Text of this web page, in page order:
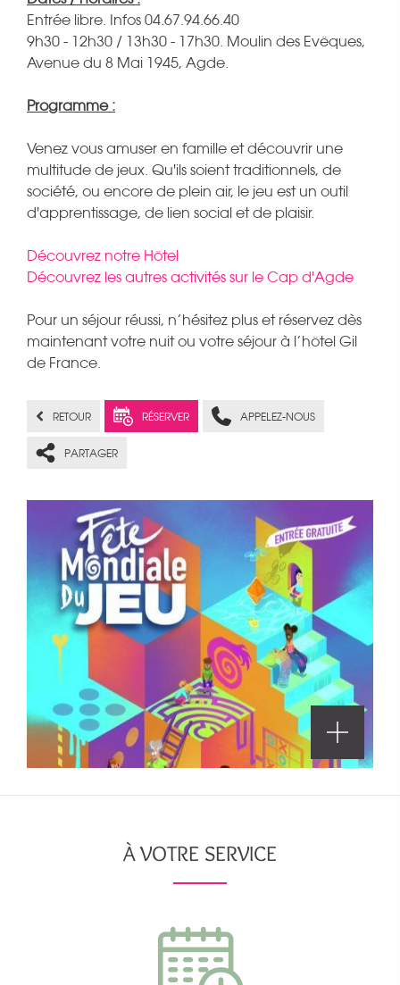
Entrée libre. Infos 04.67.94.66.40
9h30 - 12h30 / 13h30 - 17h30. Moulin des Evêques,
Avenue du 8 Mai 1945, Agde.
Programme :
Venez vous amuser en famille et découvrir une
multitude de jeux. Qu'ils soient traditionnels, de
société, ou encore de plein air, le jeu est un outil
d'apprentissage, de lien social et de plaisir.
Découvrez notre Hôtel
Découvrez les autres activités sur le Cap d'Agde
Pour un séjour réussi, n’hésitez plus et réservez dès
maintenant votre nuit ou votre séjour à l’hôtel Gil
de France.
RETOUR RÉSERVER APPELEZ-NOUS
PARTAGER
À VOTRE SERVICE